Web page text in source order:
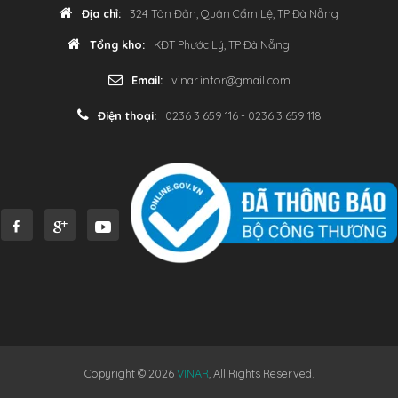
Địa chỉ: 324 Tôn Đản, Quận Cẩm Lệ, TP Đà Nẵng
Tổng kho: KĐT Phước Lý, TP Đà Nẵng
Email: vinar.infor@gmail.com
Điện thoại: 0236 3 659 116 - 0236 3 659 118
Copyright © 2026VINAR, All Rights Reserved.